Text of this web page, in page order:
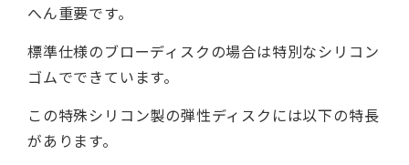
へん重要です。
標準仕様のブローディスクの場合は特別なシリコン
ゴムでできています。
この特殊シリコン製の弾性ディスクには以下の特長
があります。